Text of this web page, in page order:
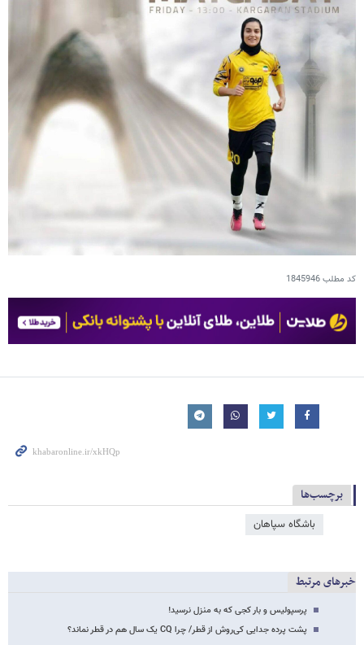
کد مطلب1845946
برچسب‌ها
باشگاه سپاهان
خبرهای مرتبط
پرسپولیس و بار کجی که به منزل نرسید!
پشت پرده جدایی کی‌روش از قطر/ چرا CQ یک سال هم در قطر نماند؟